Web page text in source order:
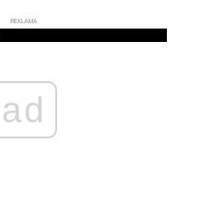
REKLAMA
ad